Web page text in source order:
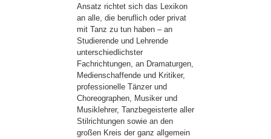
Ansatz richtet sich das Lexikon
an alle, die beruflich oder privat
mit Tanz zu tun haben – an
Studierende und Lehrende
unterschiedlichster
Fachrichtungen, an Dramaturgen,
Medienschaffende und Kritiker,
professionelle Tänzer und
Choreographen, Musiker und
Musiklehrer, Tanzbegeisterte aller
Stilrichtungen sowie an den
großen Kreis der ganz allgemein